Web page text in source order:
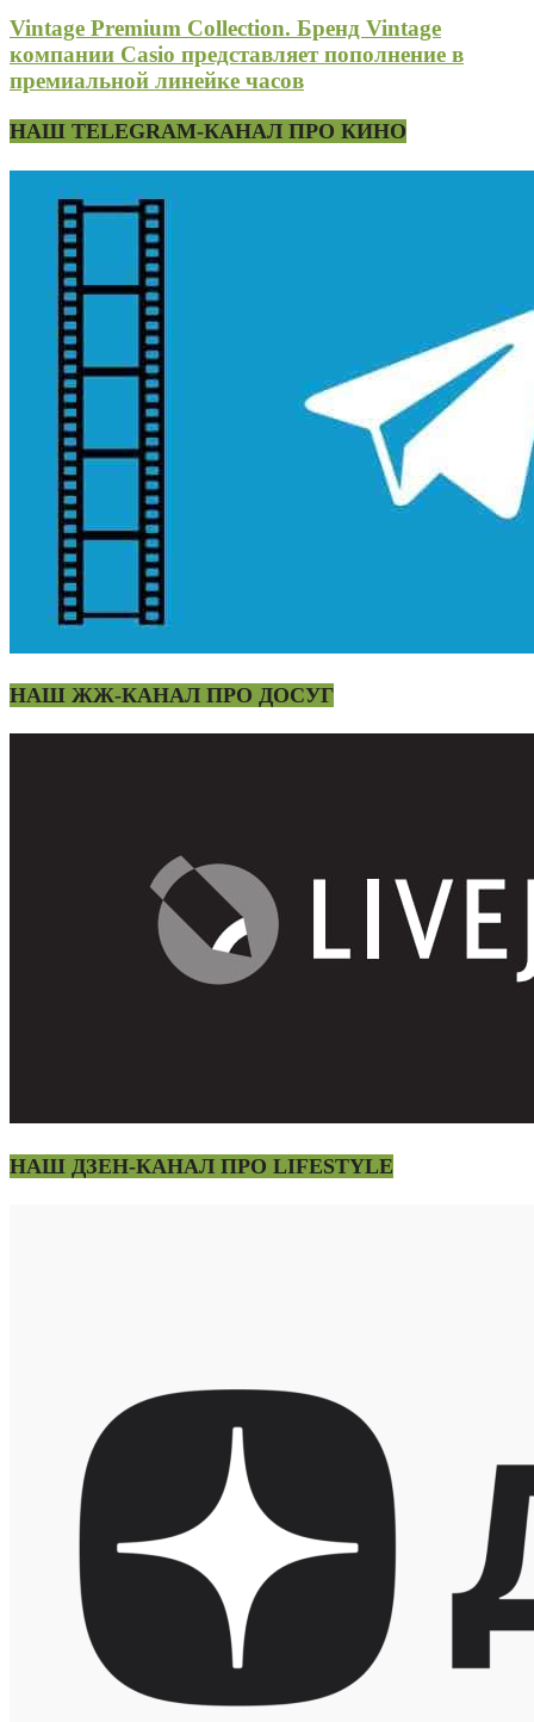
Vintage Premium Collection. Бренд Vintage
компании Casio представляет пополнение в
премиальной линейке часов
НАШ TELEGRAM-КАНАЛ ПРО КИНО
НАШ ЖЖ-КАНАЛ ПРО ДОСУГ
НАШ ДЗЕН-КАНАЛ ПРО LIFESTYLE